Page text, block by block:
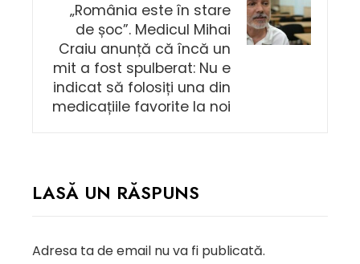
„România este în stare
de șoc”. Medicul Mihai
Craiu anunță că încă un
mit a fost spulberat: Nu e
indicat să folosiți una din
medicațiile favorite la noi
LASĂ UN RĂSPUNS
Adresa ta de email nu va fi publicată.